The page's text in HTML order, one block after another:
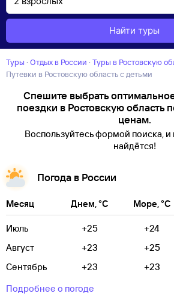
Найти туры
Туры · Отдых в России · Туры в Ростовскую
Путевки в Ростовскую область с детьми
Спешите выбрать
поездки в Ростовскую область
ценам.
Воспользуйтесь формой поиска, и
найдётся!
Погода в России
Месяц Днем, °C Море, °C
Июль +25 +24
Август
+23 +25
Сентябрь
+23 +23
Подробнее о погоде